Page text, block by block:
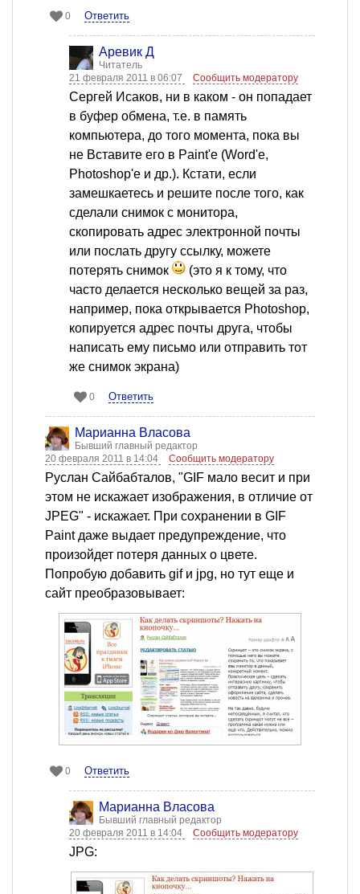
0 Ответить
Аревик Д
Читатель
21 февраля 2011 в 06:07
Сообщить модератору
Сергей Исаков, ни в каком - он попадает
в буфер обмена, т.е. в память
компьютера, до того момента, пока вы
не Вставите его в Paint'е (Word'е,
Photoshop'е и др.). Кстати, если
замешкаетесь и решите после того, как
сделали снимок с монитора,
скопировать адрес электронной почты
или послать другу ссылку, можете
потерять снимок
(это я к тому, что
часто делается несколько вещей за раз,
например, пока открывается Photoshop,
копируется адрес почты друга, чтобы
написать ему письмо или отправить тот
же снимок экрана)
0 Ответить
Марианна Власова
Бывший главный редактор
20 февраля 2011 в 14:04
Сообщить модератору
Руслан Сайбабталов, "GIF мало весит и при
этом не искажает изображения, в отличие от
JPEG" - искажает. При сохранении в GIF
Paint даже выдает предупреждение, что
произойдет потеря данных о цвете.
Попробую добавить gif и jpg, но тут еще и
сайт преобразовывает:
0 Ответить
Марианна Власова
Бывший главный редактор
20 февраля 2011 в 14:04
Сообщить модератору
JPG: